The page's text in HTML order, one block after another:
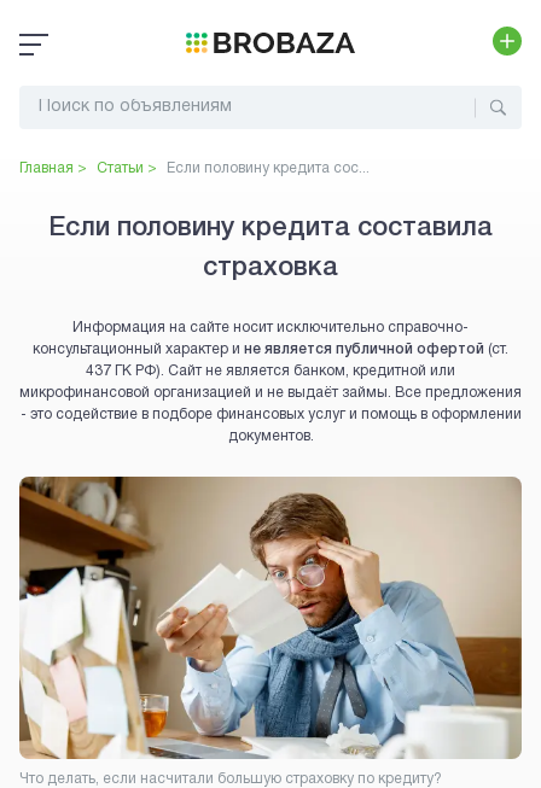
Главная > Статьи > Если половину кредита сос...
Если половину кредита составила
страховка
Информация на сайте носит исключительно справочно-
консультационный характер и не является публичной офертой (ст.
437 ГК РФ). Сайт не является банком, кредитной или
микрофинансовой организацией и не выдаёт займы. Все предложения
- это содействие в подборе финансовых услуг и помощь в оформлении
документов.
Что делать, если насчитали большую страховку по кредиту?